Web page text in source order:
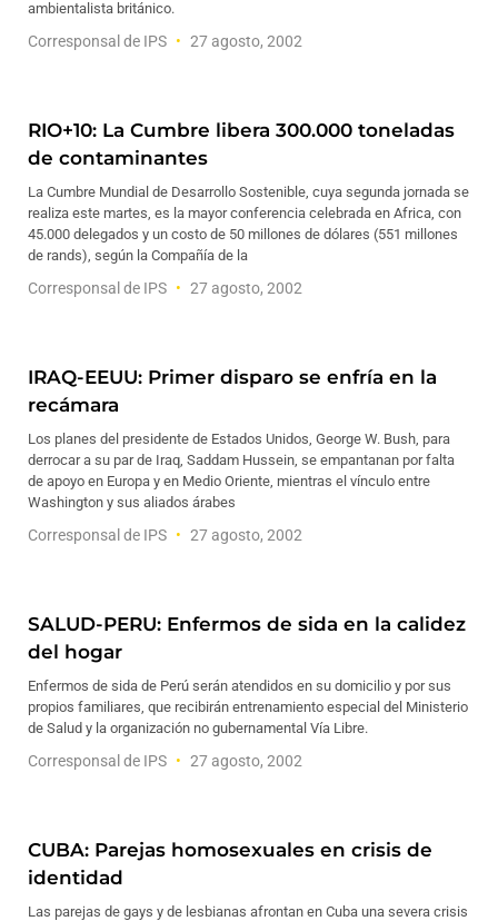
ambientalista británico.
Corresponsal de IPS 27 agosto, 2002
RIO+10: La Cumbre libera 300.000 toneladas
de contaminantes
La Cumbre Mundial de Desarrollo Sostenible, cuya segunda jornada se
realiza este martes, es la mayor conferencia celebrada en Africa, con
45.000 delegados y un costo de 50 millones de dólares (551 millones
de rands), según la Compañía de la
Corresponsal de IPS 27 agosto, 2002
IRAQ-EEUU: Primer disparo se enfría en la
recámara
Los planes del presidente de Estados Unidos, George W. Bush, para
derrocar a su par de Iraq, Saddam Hussein, se empantanan por falta
de apoyo en Europa y en Medio Oriente, mientras el vínculo entre
Washington y sus aliados árabes
Corresponsal de IPS 27 agosto, 2002
SALUD-PERU: Enfermos de sida en la calidez
del hogar
Enfermos de sida de Perú serán atendidos en su domicilio y por sus
propios familiares, que recibirán entrenamiento especial del Ministerio
de Salud y la organización no gubernamental Vía Libre.
Corresponsal de IPS 27 agosto, 2002
CUBA: Parejas homosexuales en crisis de
identidad
Las parejas de gays y de lesbianas afrontan en Cuba una severa crisis